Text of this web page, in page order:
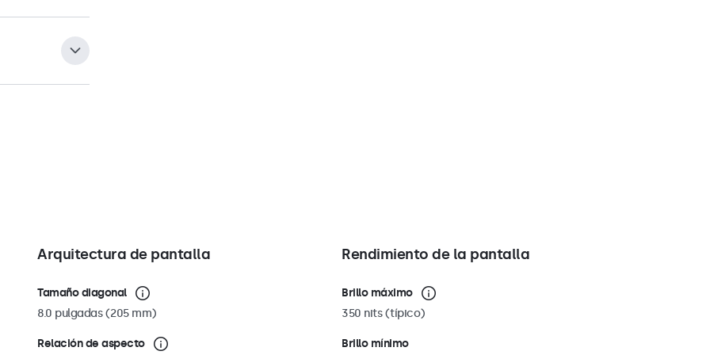
mm en la
su monitor
reclina
el monitor a
horizontal
Arquitectura de pantalla
Tamaño diagonal
8.0 pulgadas (205 mm)
Relación de aspecto
Rendimiento de la pantalla
Brillo máximo
350 nits (típico)
Brillo mínimo